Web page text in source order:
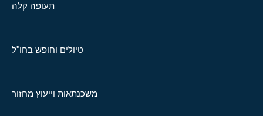
תעופה קלה
טיולים וחופש בחו"ל
משכנתאות וייעוץ מחזור